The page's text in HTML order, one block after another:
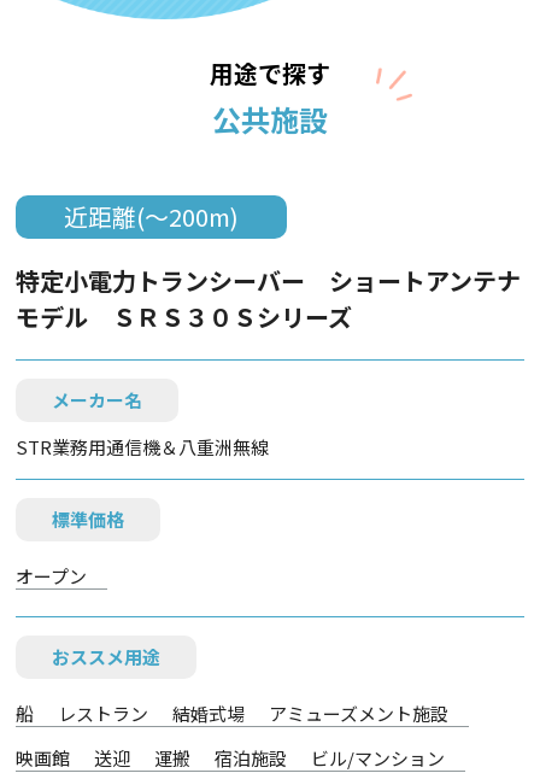
用途で探す
公共施設
近距離(～200m)
特定小電力トランシーバー ショートアンテナ
モデル ＳＲＳ３０Ｓシリーズ
メーカー名
STR業務用通信機＆八重洲無線
標準価格
オープン
おススメ用途
船 レストラン 結婚式場
アミューズメント施設
映画館
送迎 運搬 宿泊施設
ビル/マンション